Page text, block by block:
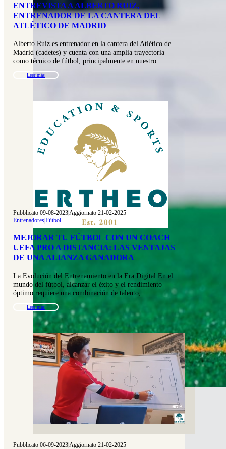
ENTREVISTA A ALBERTO RUIZ,
ENTRENADOR DE LA CANTERA DEL
ATLÉTICO DE MADRID
Alberto Ruíz es entrenador en la cantera del Atlético de
Madrid (cadetes) y cuenta con una amplia trayectoria
como técnico de fútbol, principalmente en nuestro…
Leer más
Pubblicato 09-08-2023|Aggiornato 21-02-2025
Entrenadores|Fútbol
MEJORAR TU FÚTBOL CON UN COACH
UEFA PRO A DISTANCIA: LAS VENTAJAS
DE UNA ALIANZA GANADORA
La Evolución del Entrenamiento en la Era Digital En el
mundo del fútbol, alcanzar el éxito y el rendimiento
óptimo requiere una combinación de talento,…
Leer más
Pubblicato 06-09-2023|Aggiornato 21-02-2025